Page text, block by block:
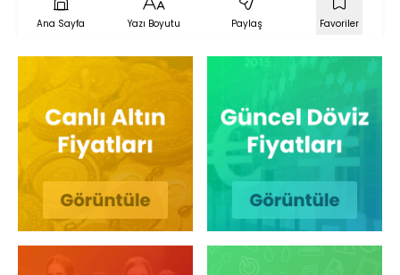
Ana Sayfa Yazı Boyutu Paylaş Favoriler